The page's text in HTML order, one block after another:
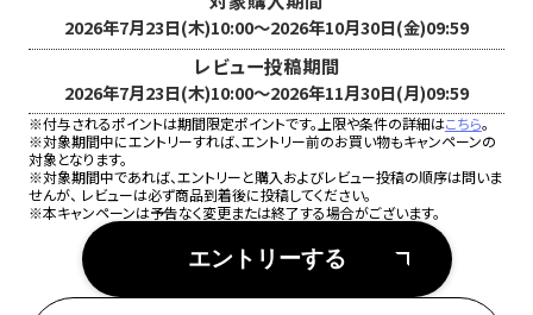
2026年7月23日(木)10:00～2026年10月30日(金)09:59
レビュー投稿期間
2026年7月23日(木)10:00～2026年11月30日(月)09:59
※付与されるポイントは期間限定ポイントです。上限や条件の詳細はこちら。
※対象期間中にエントリーすれば、エントリー前のお買い物もキャンペーンの
対象となります。
※対象期間中であれば、エントリーと購入およびレビュー投稿の順序は問いま
せんが、 レビューは必ず商品到着後に投稿してください。
※本キャンペーンは予告なく変更または終了する場合がございます。
エントリーする